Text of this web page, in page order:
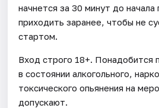
начнется за 30 минут до
приходить заранее, чтобы не
стартом.
Вход строго 18+. Понадобится
в состоянии алкогольного,
токсического опьянения на
допускают.